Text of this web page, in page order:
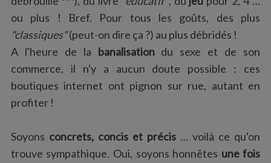
ou plus ! Bref. Pour tous les goûts, des plus
"classiques"(peut-on dire ça ?) au plus débridés !
A l'heure de la banalisationdu sexe et de son
commerce, il n'y a aucun doute possible : ces
boutiques internet ont pignon sur rue, autant en
profiter !
Soyons concrets, concis et précis … voilà ce qu'on
trouve sympathique. Oui, soyons honnêtes une fois